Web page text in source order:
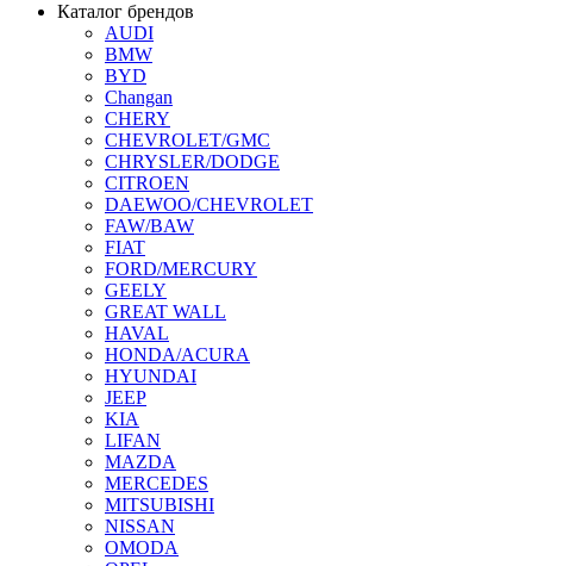
Каталог брендов
AUDI
BMW
BYD
Changan
CHERY
CHEVROLET/GMC
CHRYSLER/DODGE
CITROEN
DAEWOO/CHEVROLET
FAW/BAW
FIAT
FORD/MERCURY
GEELY
GREAT WALL
HAVAL
HONDA/ACURA
HYUNDAI
JEEP
KIA
LIFAN
MAZDA
MERCEDES
MITSUBISHI
NISSAN
OMODA